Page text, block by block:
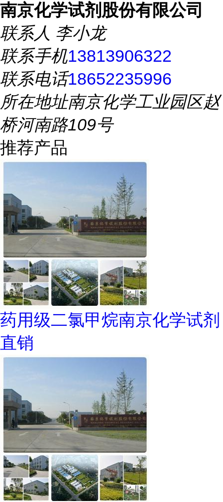
南京化学试剂股份有限公司
联系人 李小龙
联系手机13813906322
联系电话18652235996
所在地址南京化学工业园区赵
桥河南路109号
推荐产品
药用级二氯甲烷南京化学试剂
直销